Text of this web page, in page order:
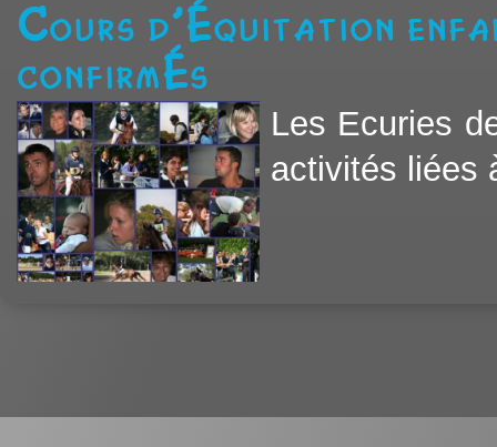
Cours d'équitation
confirmés
Les Ecuries
activités liées